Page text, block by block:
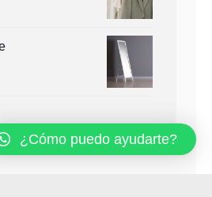
¿Cómo puedo ayudarte?